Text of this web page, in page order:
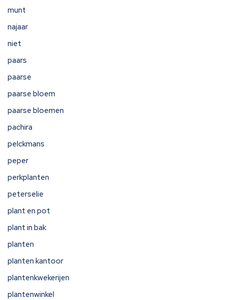
munt
najaar
niet
paars
paarse
paarse bloem
paarse bloemen
pachira
pelckmans
peper
perkplanten
peterselie
plant en pot
plant in bak
planten
planten kantoor
plantenkwekerijen
plantenwinkel